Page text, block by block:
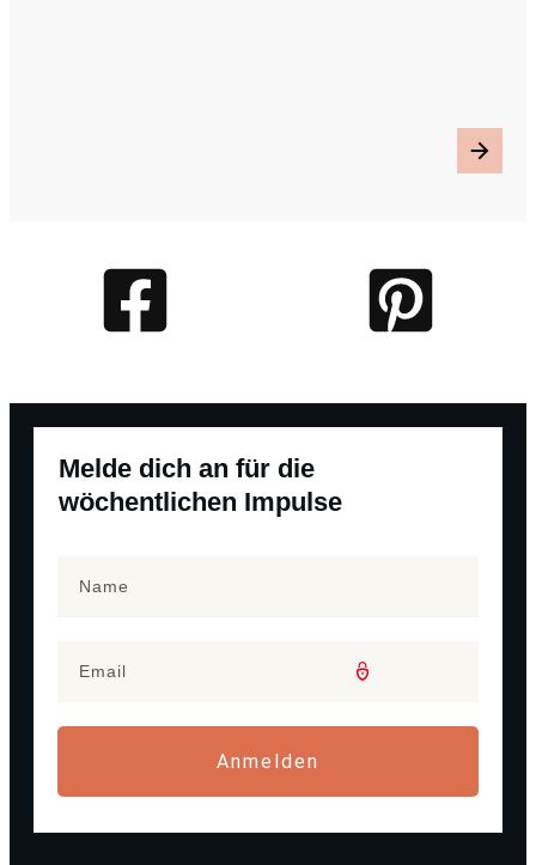
Melde dich an für die
wöchentlichen Impulse
Anmelden